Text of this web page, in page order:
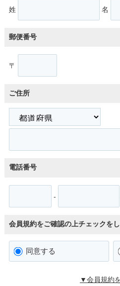
姓 名
郵便番号
〒
ご住所
電話番号
-
会員規約をご確認の上チェックを
同意する
▼会員規約